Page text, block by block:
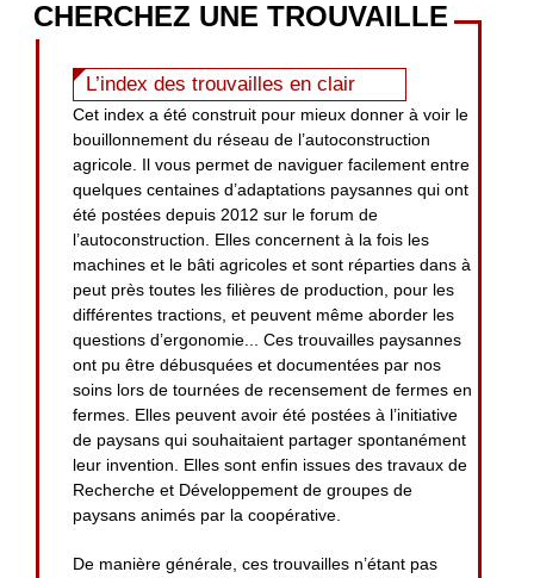
CHERCHEZ UNE TROUVAILLE
L’index des trouvailles en clair
Cet index a été construit pour mieux donner à voir le
bouillonnement du réseau de l’autoconstruction
agricole. Il vous permet de naviguer facilement entre
quelques centaines d’adaptations paysannes qui ont
été postées depuis 2012 sur le forum de
l’autoconstruction. Elles concernent à la fois les
machines et le bâti agricoles et sont réparties dans à
peut près toutes les filières de production, pour les
différentes tractions, et peuvent même aborder les
questions d’ergonomie... Ces trouvailles paysannes
ont pu être débusquées et documentées par nos
soins lors de tournées de recensement de fermes en
fermes. Elles peuvent avoir été postées à l’initiative
de paysans qui souhaitaient partager spontanément
leur invention. Elles sont enfin issues des travaux de
Recherche et Développement de groupes de
paysans animés par la coopérative.
De manière générale, ces trouvailles n’étant pas